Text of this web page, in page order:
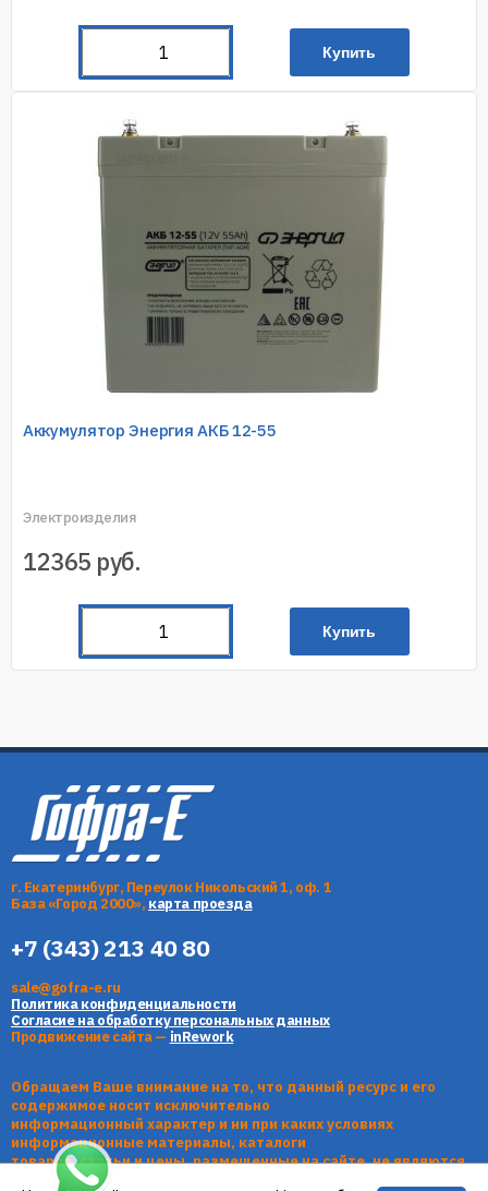
Купить
Аккумулятор Энергия АКБ 12-55
Электроизделия
12365 руб.
Купить
г. Екатеринбург, Переулок Никольский 1, оф. 1
База «Город 2000», карта проезда
+7 (343) 213 40 80
sale@gofra-e.ru
Политика конфиденциальности
Согласие на обработку персональных данных
Продвижение сайта — inRework
Обращаем Ваше внимание на то, что данный ресурс и его
содержимое носит исключительно
информационный характер и ни при каких условиях
информационные материалы, каталоги
товаров, статьи и цены, размещенные на сайте, не являются
публичной офертой, определяемой